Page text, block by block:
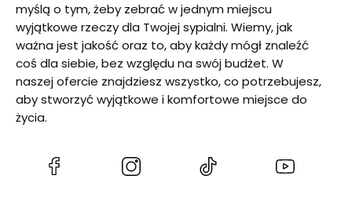
myślą o tym, żeby zebrać w jednym miejscu
wyjątkowe rzeczy dla Twojej sypialni. Wiemy, jak
ważna jest jakość oraz to, aby każdy mógł znaleźć
coś dla siebie, bez względu na swój budżet. W
naszej ofercie znajdziesz wszystko, co potrzebujesz,
aby stworzyć wyjątkowe i komfortowe miejsce do
życia.
(Otwiera
(Otwiera
(Otwiera